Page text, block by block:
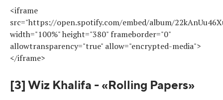
<iframe
src="https://open.spotify.com/embed/album/
width="100%" height="380" frameborder="0"
allowtransparency="true" allow="encrypted-media">
</iframe>
[3] Wiz Khalifa - «Rolling Papers»